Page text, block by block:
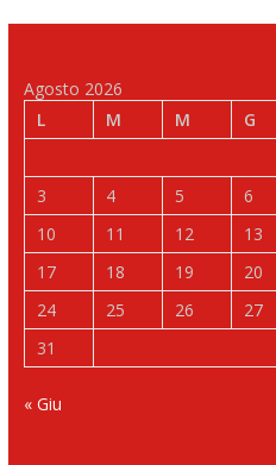
Agosto 2026
L
M M G
3
4 5 6
10
11 12 13
17
18 19 20
24
25 26 27
31
« Giu